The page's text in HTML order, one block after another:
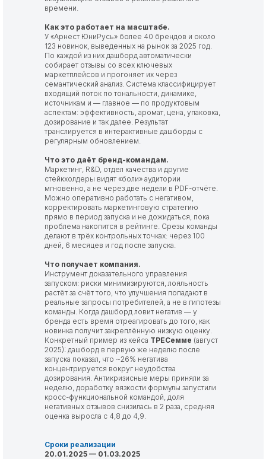
времени.
Как это работает на масштабе.
У «Арнест ЮниРусь» более 40 брендов и около
123 новинок, выведенных на рынок за 2025 год.
По каждой из них дашборд автоматически
собирает отзывы со всех ключевых
маркетплейсов и прогоняет их через
семантический анализ. Система классифицирует
входящий поток по тональности, динамике,
источникам и — главное — по продуктовым
аспектам: эффективность, аромат, цена, упаковка,
дозирование и так далее. Результат
транслируется в интерактивные дашборды с
регулярным обновлением.
Что это даёт бренд-командам.
Маркетинг, R&D, отдел качества и другие
стейкхолдеры видят «боли» аудитории
мгновенно, а не через две недели в PDF-отчёте.
Можно оперативно работать с негативом,
корректировать маркетинговую стратегию
прямо в период запуска и не дожидаться, пока
проблема накопится в рейтинге. Срезы команды
делают в трёх контрольных точках: через 100
дней, 6 месяцев и год после запуска.
Что получает компания.
Инструмент доказательного управления
запуском: риски минимизируются, лояльность
растёт за счёт того, что улучшения попадают в
реальные запросы потребителей, а не в гипотезы
команды. Когда дашборд ловит негатив — у
бренда есть время отреагировать до того, как
новинка получит закреплённую низкую оценку.
Конкретный пример из кейса ТРЕСемме (август
2025): дашборд в первую же неделю после
запуска показал, что ~26% негатива
концентрируется вокруг неудобства
дозирования. Антикризисные меры приняли за
неделю, доработку вязкости формулы запустили
кросс-функциональной командой, доля
негативных отзывов снизилась в 2 раза, средняя
оценка выросла с 4,8 до 4,9.
Сроки реализации
20.01.2025 — 01.03.2025